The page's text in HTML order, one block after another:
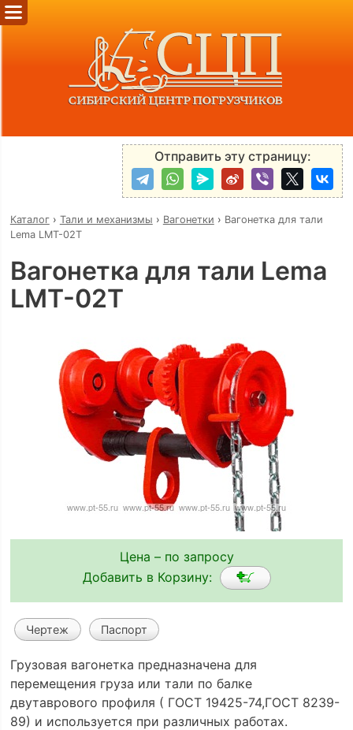
Отправить эту страницу:
Каталог› Тали и механизмы › Вагонетки › Вагонетка для тали
Lema LMT-02T
Вагонетка для тали Lema
LMT-02T
Цена – по запросу
Добавить в Корзину:
Чертеж Паспорт
Грузовая вагонетка предназначена для
перемещения груза или тали по балке
двутаврового профиля ( ГОСТ 19425-74,ГОСТ 8239-
89) и используется при различных работах.